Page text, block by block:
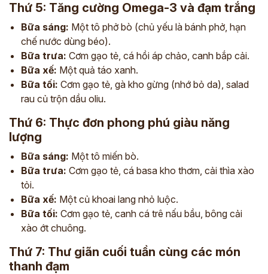
Thứ 5: Tăng cường Omega-3 và đạm trắng
Bữa sáng: Một tô phở bò (chủ yếu là bánh phở, hạn
chế nước dùng béo).
Bữa trưa: Cơm gạo tẻ, cá hồi áp chảo, canh bắp cải.
Bữa xế: Một quả táo xanh.
Bữa tối: Cơm gạo tẻ, gà kho gừng (nhớ bỏ da), salad
rau củ trộn dầu oliu.
Thứ 6: Thực đơn phong phú giàu năng
lượng
Bữa sáng: Một tô miến bò.
Bữa trưa: Cơm gạo tẻ, cá basa kho thơm, cải thìa xào
tỏi.
Bữa xế: Một củ khoai lang nhỏ luộc.
Bữa tối: Cơm gạo tẻ, canh cá trê nấu bầu, bông cải
xào ớt chuông.
Thứ 7: Thư giãn cuối tuần cùng các món
thanh đạm